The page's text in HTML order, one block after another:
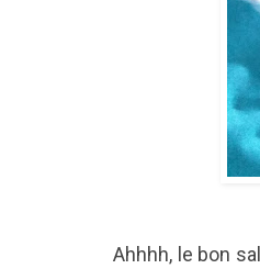
Ahhhh, le bon